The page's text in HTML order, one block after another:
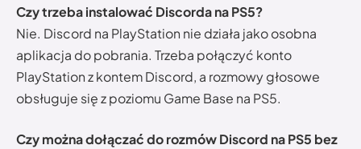
Czy trzeba instalować Discorda na PS5?
Nie. Discord na PlayStation nie działa jako osobna
aplikacja do pobrania. Trzeba połączyć konto
PlayStation z kontem Discord, a rozmowy głosowe
obsługuje się z poziomu Game Base na PS5.
Czy można dołączać do rozmów Discord na PS5 bez